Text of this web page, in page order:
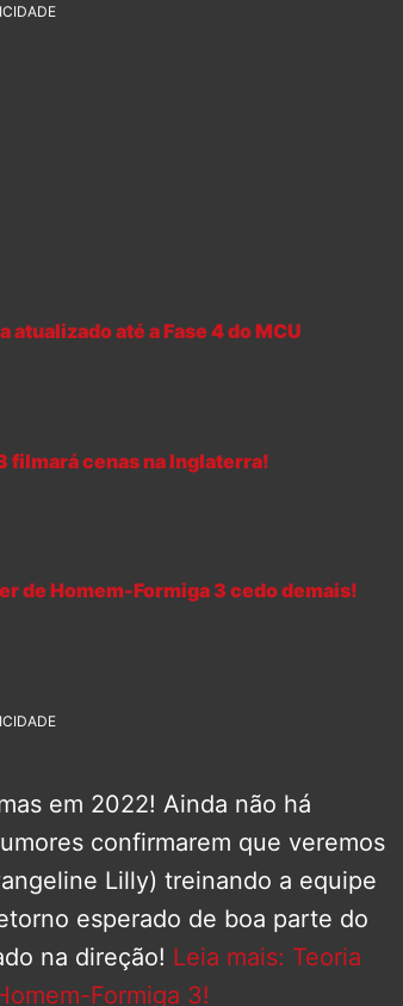
até a Fase 4 do MCU
filmará cenas na Inglaterra!
de Homem-Formiga 3 cedo demais!
em 2022! Ainda não há
confirmarem que veremos
Lilly) treinando a equipe
esperado de boa parte do
na direção! Leia mais: Teoria
Formiga 3!